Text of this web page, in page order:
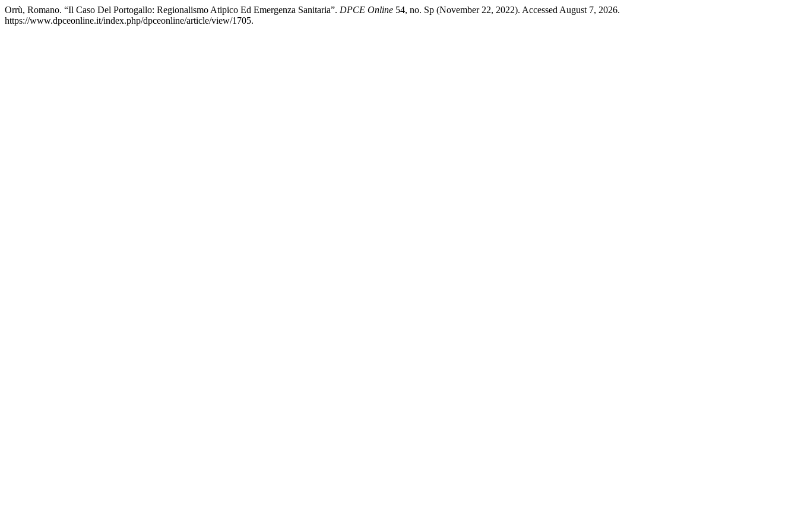
Orrù, Romano. “Il Caso Del Portogallo: Regionalismo Atipico Ed Emergenza Sanitaria”. DPCE Online 54, no. Sp (November 22, 2022). Accessed August 7, 2026.
https://www.dpceonline.it/index.php/dpceonline/article/view/1705.